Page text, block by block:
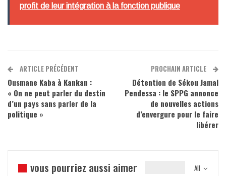
profit de leur intégration à la fonction publique
ARTICLE PRÉCÉDENT
Ousmane Kaba à Kankan :
« On ne peut parler du destin
d’un pays sans parler de la
politique »
PROCHAIN ARTICLE
Détention de Sékou Jamal
Pendessa : le SPPG annonce
de nouvelles actions
d’envergure pour le faire
libérer
All
vous pourriez aussi aimer